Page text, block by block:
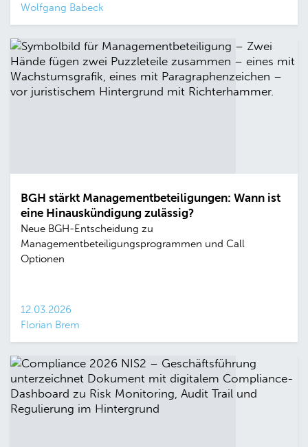
Wolfgang Babeck
BGH stärkt Managementbeteiligungen: Wann ist
eine Hinauskündigung zulässig?
Neue BGH-Entscheidung zu
Managementbeteiligungsprogrammen und Call
Optionen
12.03.2026
Florian Brem